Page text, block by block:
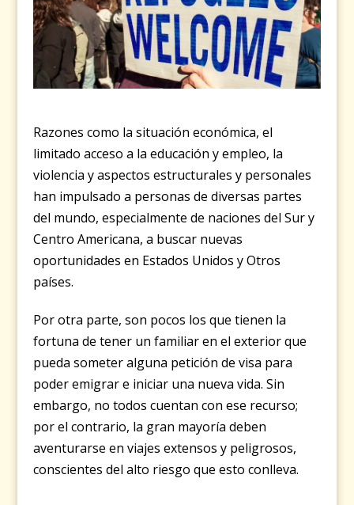
Razones como la situación económica, el
limitado acceso a la educación y empleo, la
violencia y aspectos estructurales y personales
han impulsado a personas de diversas partes
del mundo, especialmente de naciones del Sur y
Centro Americana, a buscar nuevas
oportunidades en Estados Unidos y Otros
países.
Por otra parte, son pocos los que tienen la
fortuna de tener un familiar en el exterior que
pueda someter alguna petición de visa para
poder emigrar e iniciar una nueva vida. Sin
embargo, no todos cuentan con ese recurso;
por el contrario, la gran mayoría deben
aventurarse en viajes extensos y peligrosos,
conscientes del alto riesgo que esto conlleva.